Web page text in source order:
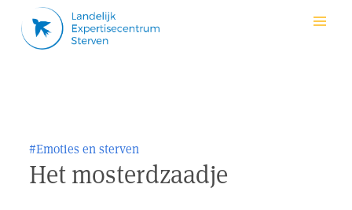
#Emoties en sterven
Het mosterdzaadje